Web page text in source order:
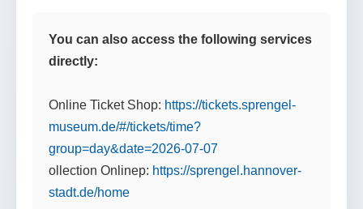
You can also access the following services
directly:
Online Ticket Shop: https://tickets.sprengel-
museum.de/#/tickets/time?
group=day&date=2026-07-07
ollection Onlinep: https://sprengel.hannover-
stadt.de/home